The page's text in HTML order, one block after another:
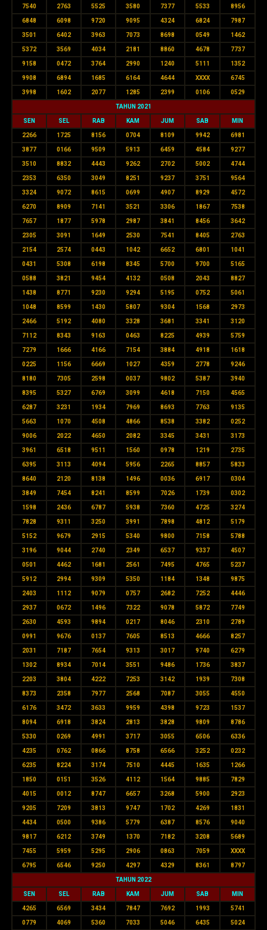
7540 2763 5525 3580 7377 5533 8956
6848 6098 9720 9095 4324 6824 7987
3501 6402 3963 7073 8698 0549 1462
5372 3569 4034 2181 8860 4678 7737
9158 0472 3764 2990 1240 5111 1352
9908 6894 1685 6164 4644 XXXX 6745
3998 1602 2077 1285 2399 0106 0529
TAHUN 2021
SEN SEL RAB KAM JUM SAB MIN
2266 1725 8156 0704 8109 9942 6981
3877 0166 9509 5913 6459 4584 9277
3510 8832 4443 9262 2702 5002 4744
2353 6350 3049 8251 9237 3751 9564
3324 9072 8615 0699 4907 8929 4572
6270 8909 7141 3521 3306 1867 7538
7657 1877 5978 2987 3841 8456 3642
2305 3091 1649 2530 7541 8405 2763
2154 2574 0443 1042 6652 6801 1041
0431 5308 6198 8345 5700 9700 5165
0588 3821 9454 4132 0508 2043 8827
1438 8771 9230 9294 5195 0752 5061
1048 8599 1430 5807 9304 1568 2973
2466 5192 4080 3328 3681 3341 3120
7112 8343 9163 0463 8225 4939 5759
7279 1666 4166 7154 3884 4918 1618
0225 1156 6669 1027 4359 2778 9246
8180 7305 2598 0037 9802 5387 3940
8395 5327 6769 3099 4618 7150 4565
6287 3231 1934 7969 8693 7763 9135
5663 1070 4508 4866 8538 3382 0252
9006 2022 4650 2082 3345 3431 3173
3961 6518 9511 1560 0978 1219 2735
6395 3113 4094 5956 2265 8857 5833
8640 2120 8138 1496 0036 6917 0304
3849 7454 8241 8599 7026 1739 0302
1598 2436 6787 5938 7360 4725 3274
7828 9311 3250 3991 7898 4812 5179
5152 9679 2915 5340 9800 7158 5788
3196 9044 2740 2349 6537 9337 4507
0501 4462 1681 2561 7495 4765 5237
5912 2994 9309 5350 1184 1348 9875
2403 1112 9079 0757 2682 7252 4446
2937 0672 1496 7322 9078 5872 7749
2630 4593 9894 0217 8046 2310 2789
0991 9676 0137 7605 8513 4666 8257
2031 7187 7654 9313 3017 9740 6279
1302 8934 7014 3551 9486 1736 3837
2203 3804 4222 7253 3142 1939 7308
8373 2358 7977 2568 7087 3055 4550
6176 3472 3633 9959 4398 9723 1537
8094 6918 3824 2813 3828 9809 8786
5330 0269 4991 3717 3055 6506 6336
4235 0762 0866 8758 6566 3252 0232
6235 8224 3174 7510 4445 1635 1266
1850 0151 3526 4112 1564 9885 7829
4015 0012 8747 6657 3268 5900 2923
9205 7209 3813 9747 1702 4269 1831
4434 0500 9386 5779 6387 8576 9040
9817 6212 3749 1370 7182 3208 5689
7455 5959 5295 2906 0863 7059 XXXX
6795 6546 9250 4297 4329 8361 8797
TAHUN 2022
SEN SEL RAB KAM JUM SAB MIN
4265 6569 3434 7847 7692 1993 5741
0779 4069 5360 7033 5046 6435 5024